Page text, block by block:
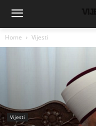
Home Vijesti
Vijesti